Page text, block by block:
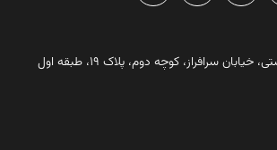
سرافراز، کوچه دوم، پلاک ۱۹، طبقه اول